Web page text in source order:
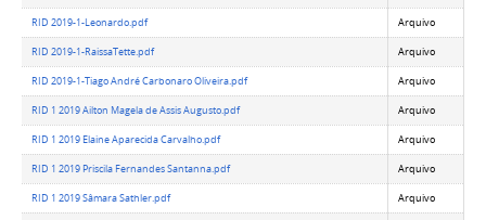
RID 2019-1-Leonardo.pdf Arquivo
RID 2019-1-RaissaTette.pdf Arquivo
RID 2019-1-Tiago André Carbonaro Oliveira.pdf Arquivo
RID 1 2019 Ailton Magela de Assis Augusto.pdf Arquivo
RID 1 2019 Elaine Aparecida Carvalho.pdf Arquivo
RID 1 2019 Priscila Fernandes Santanna.pdf Arquivo
RID 1 2019 Sâmara Sathler.pdf Arquivo